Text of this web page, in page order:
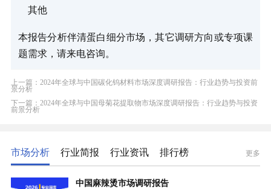
其他
本报告分析伴清蛋白细分市场，其它调研方向或专项课
题需求，请来电咨询。
上一篇：2024年全球与中国碳化钨材料市场深度调研报告：行业趋势与投资前
景分析
下一篇：2024年全球与中国母菊花提取物市场深度调研报告：行业趋势与投资
前景分析
市场分析 行业简报 行业资讯 排行榜 更多
中国麻辣烫市场调研报告